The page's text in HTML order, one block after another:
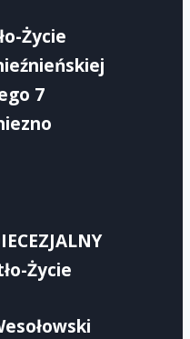
IV Życie
7
Życie